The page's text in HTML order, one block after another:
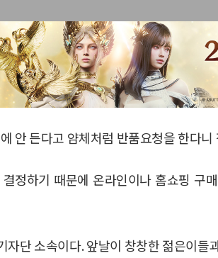
안 든다고 얌체처럼 반품요청을 한다
정하기 때문에 온라인이나 홈쇼핑 구
자단 소속이다. 앞날이 창창한 젊은이들